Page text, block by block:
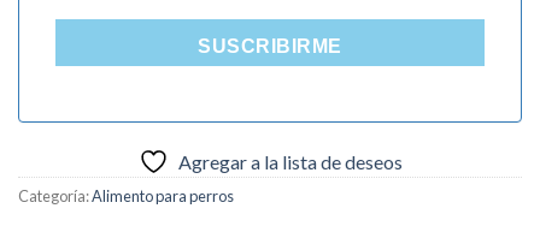
SUSCRIBIRME
Agregar a la lista de deseos
Categoría:Alimento para perros